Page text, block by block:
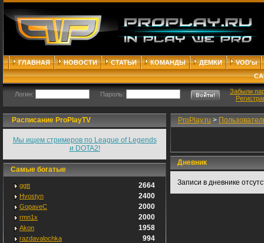
ГЛАВНАЯ НОВОСТИ СТАТЬИ КОМАНДЫ ДЕМКИ
VOD'ы
Логин: Пароль:
Забыли
Расписание ProPlayTV
Мы ищем стримеров по League of Legends
и DOTA2!
Самые богатые
ggtt 2664
Hvostyn 2400
GopaveC 2000
rmn1x 2000
Akon 1958
razdavalochka 994
ProPlay.ru >
Дневник
Записи в дневнике